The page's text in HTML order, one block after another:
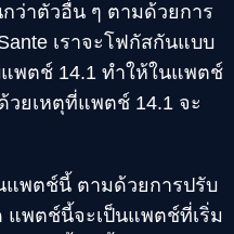
ว่าตัวอื่น ๆ ตามด้วยการ
เราจะโฟกัสกันแบบ
พตช์ 14.1 ทำให้ในแพตช์
ยเหตุที่แพตช์ 14.1 จะ
แพตช์นี้ ตามด้วยการปรับ
แพตช์นี้จะเป็นแพตช์ที่เริ่ม